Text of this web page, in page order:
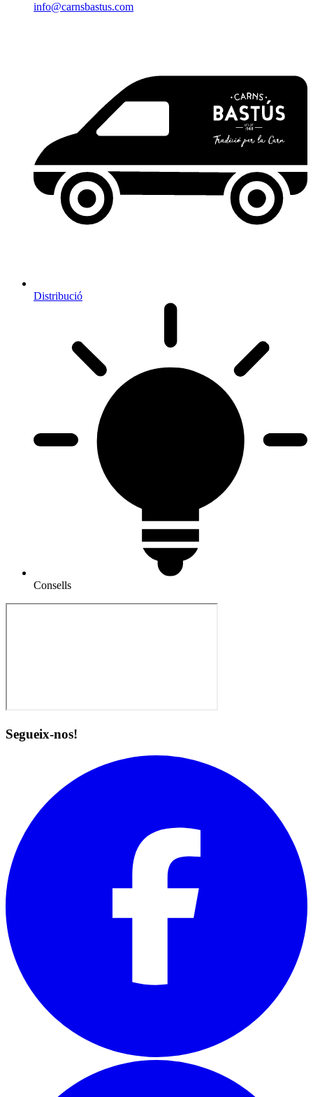
info@carnsbastus.com
Distribució
Consells
Segueix-nos!